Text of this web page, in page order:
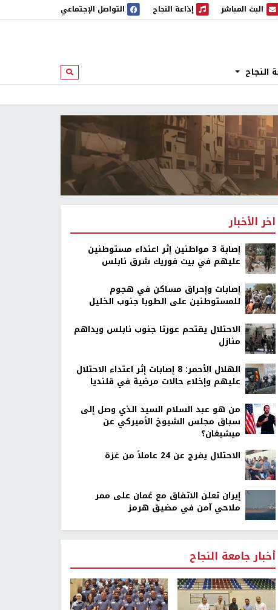
البث المباشر
المباشر إذاعة النجاح
إذاعة النجاح التواصل الإجتماعي
النجاح ابحث
اخر الأخبار
إصابة 3 مواطنين إثر اعتداء مستوطنين
عليهم في بيت فوريك شرق نابلس
إصابات وإحراق مساكن في هجوم
للمستوطنين على الطوبا جنوب الخليل
الاحتلال يقتحم عورتا جنوب نابلس ويداهم
منازل
الهلال الأحمر: 8 إصابات إثر اعتداء الاحتلال
عليهم وإخلاء حالات مرضية في قلنديا
من هو عبد السلام السيد الذي وصل إلى
سباق مجلس الشيوخ الأميركي عن
ميشيغان؟
الاحتلال يفرج عن 24 عاملاً من غزة
إيران تعلن الاتفاق مع عُمان على ممر
ملاحي آمن في مضيق هرمز
أخبار جامعة النجاح